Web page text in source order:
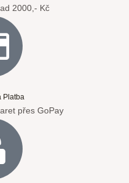
2000,- Kč
Platba
přes GoPay